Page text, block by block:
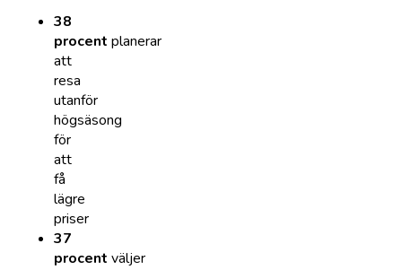
38
procent planerar
att
resa
utanför
högsäsong
för
att
få
lägre
priser
37
procent väljer